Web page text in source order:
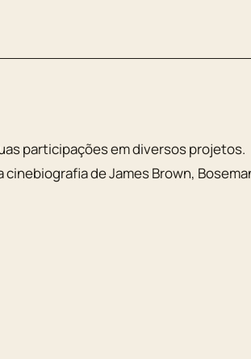
participações em diversos projetos.
de James Brown,